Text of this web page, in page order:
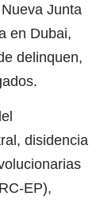
Junta
en Dubai,
delinquen,
disidencia
EP),